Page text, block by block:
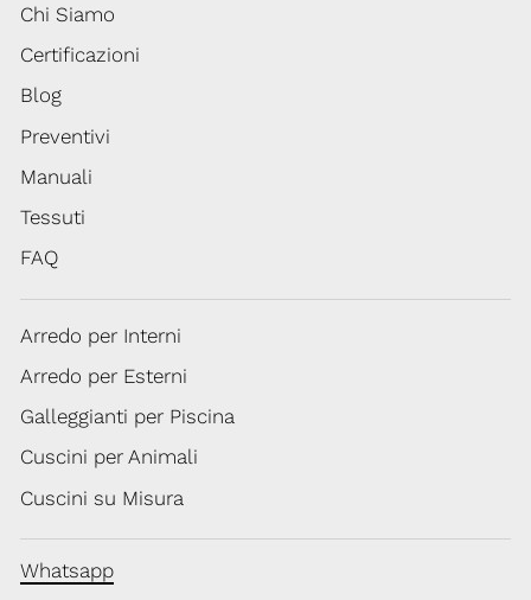
Chi Siamo
Certificazioni
Blog
Preventivi
Manuali
Tessuti
FAQ
Arredo per Interni
Arredo per Esterni
Galleggianti per Piscina
Cuscini per Animali
Cuscini su Misura
Whatsapp